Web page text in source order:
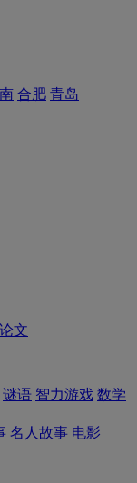
合肥 青岛
文
谜语 智力游戏 数学
名人故事 电影